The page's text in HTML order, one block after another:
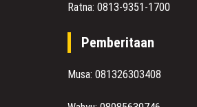
Ratna: 0813-9351-1700
Pemberitaan
Musa: 081326303408